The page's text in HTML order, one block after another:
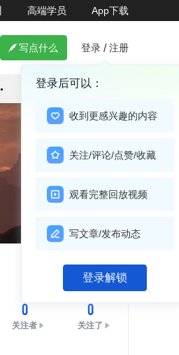
高端学员 App下载
 写点什么 登录 / 注册
登录后可以：
收到更感兴趣的内容
关注/评论/点赞/收藏
观看完整回放视频
写文章/发布动态
登录解锁
关注
0
关注者
0
关注了